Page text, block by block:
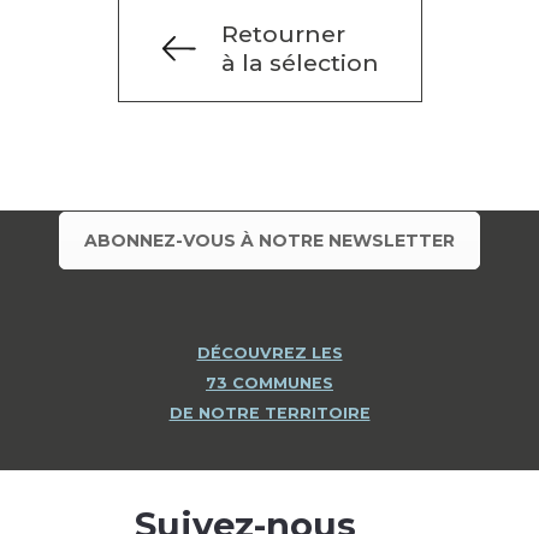
Retourner
à la sélection
ABONNEZ-VOUS À NOTRE NEWSLETTER
DÉCOUVREZ LES
73 COMMUNES
DE NOTRE TERRITOIRE
Suivez-nous